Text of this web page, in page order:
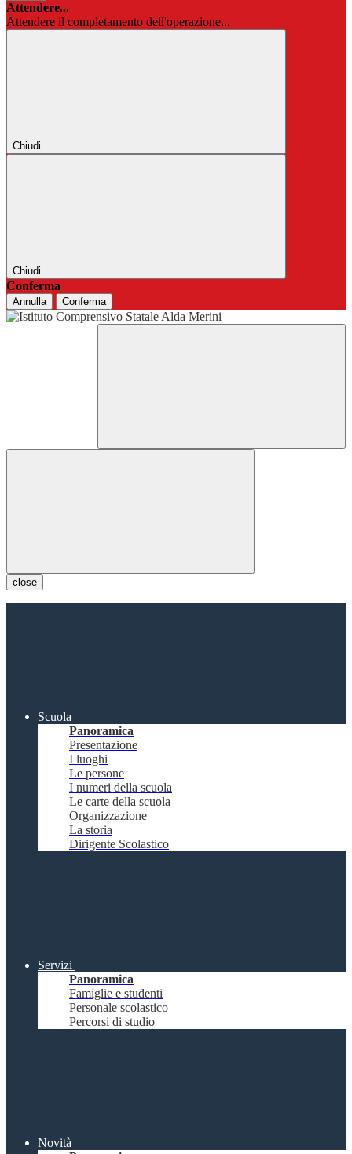
Attendere...
Attendere il completamento dell'operazione...
Chiudi
Chiudi
Conferma
Annulla Conferma
close
Scuola
Panoramica
Presentazione
I luoghi
Le persone
I numeri della scuola
Le carte della scuola
Organizzazione
La storia
Dirigente Scolastico
Servizi
Panoramica
Famiglie e studenti
Personale scolastico
Percorsi di studio
Novità